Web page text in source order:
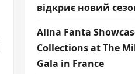
відкриє новий
Alina Fanta
Collections at The
Gala in France